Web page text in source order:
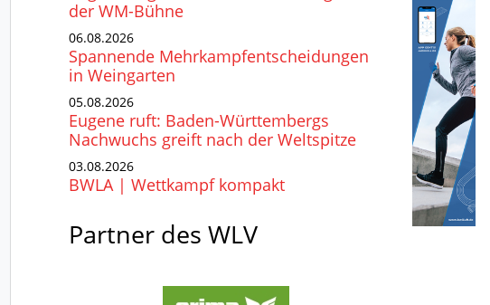
der WM-Bühne
06.08.2026
Spannende Mehrkampfentscheidungen
in Weingarten
05.08.2026
Eugene ruft: Baden-Württembergs
Nachwuchs greift nach der Weltspitze
03.08.2026
BWLA | Wettkampf kompakt
Partner des WLV